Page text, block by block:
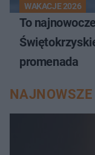
WAKACJE 2026
To
promenada
NAJNOWSZE